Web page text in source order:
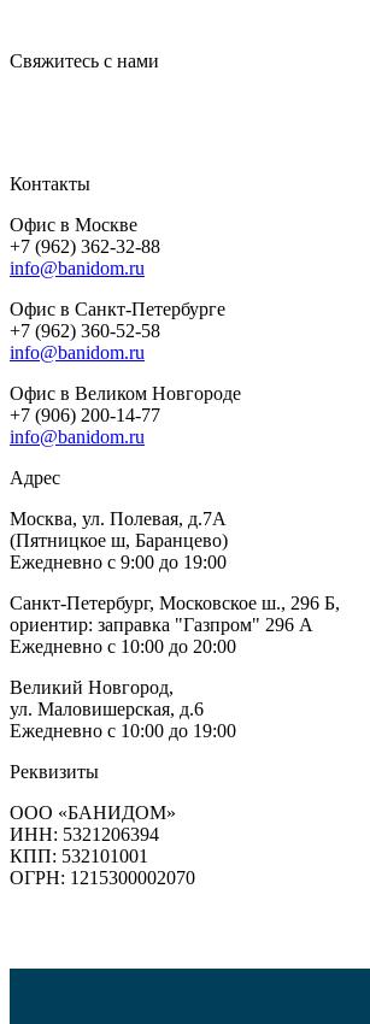
Свяжитесь с нами
Контакты
Офис в Москве
+7 (962) 362-32-88
info@banidom.ru
Офис в Санкт-Петербурге
+7 (962) 360-52-58
info@banidom.ru
Офис в Великом Новгороде
+7 (906) 200-14-77
info@banidom.ru
Адрес
Москва, ул. Полевая, д.7А
(Пятницкое ш, Баранцево)
Ежедневно с 9:00 до 19:00
Санкт-Петербург, Московское ш., 296 Б,
ориентир: заправка "Газпром" 296 А
Ежедневно с 10:00 до 20:00
Великий Новгород,
ул. Маловишерская, д.6
Ежедневно с 10:00 до 19:00
Реквизиты
ООО «БАНИДОМ»
ИНН: 5321206394
КПП: 532101001
ОГРН: 1215300002070